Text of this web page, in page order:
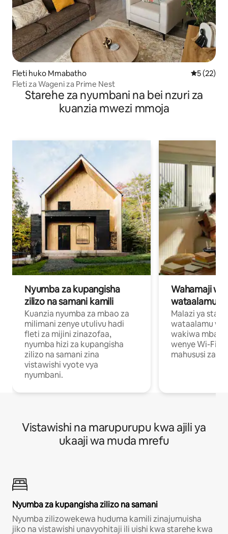
Fleti huko Mmabatho Ukadiriaji
5 (22)
Fleti za Wageni za Prime Nest
Starehe za nyumbani na bei nzuri za
kuanzia mwezi mmoja
Nyumba za kupangisha
zilizo na samani kamili
Kuanzia nyumba za mbao za
milimani zenye utulivu hadi
fleti za mijini zinazofaa,
nyumba hizi za kupangisha
zilizo na samani zina
vistawishi vyote vya
nyumbani.
Wahamaji
wataalamu
Malazi ya
wataalamu
wakiwa mbali
wenye Wi-Fi
mahususi za
Vistawishi na marupurupu kwa ajili ya
ukaaji wa muda mrefu
Nyumba za kupangisha zilizo na samani
Nyumba zilizowekewa huduma kamili zinajumuisha
jiko na vistawishi unavyohitaji ili uishi kwa starehe kwa